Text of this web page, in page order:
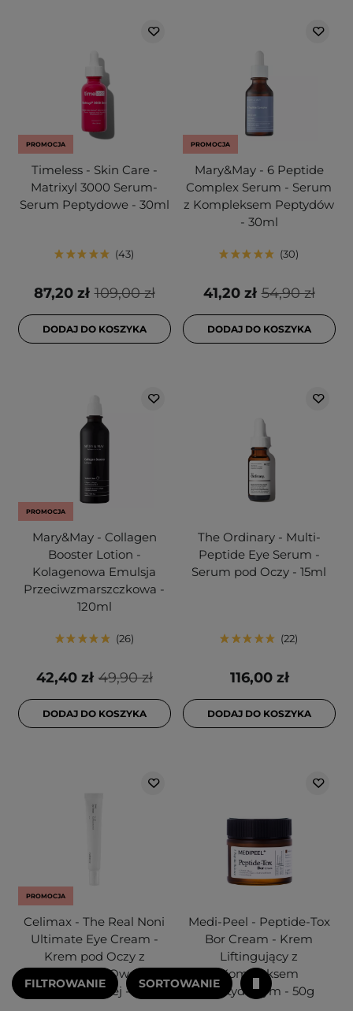
PROMOCJA
Timeless - Skin Care -
Matrixyl 3000 Serum-
Serum Peptydowe - 30ml
43
109,00 zł
87,20 zł
DODAJ DO KOSZYKA
PROMOCJA
Mary&May - 6 Peptide
Complex Serum - Serum
z Kompleksem Peptydów
- 30ml
30
54,90 zł
41,20 zł
DODAJ DO KOSZYKA
PROMOCJA
Mary&May - Collagen
Booster Lotion -
Kolagenowa Emulsja
Przeciwzmarszczkowa -
120ml
26
49,90 zł
42,40 zł
DODAJ DO KOSZYKA
The Ordinary - Multi-
Peptide Eye Serum -
Serum pod Oczy - 15ml
22
116,00 zł
DODAJ DO KOSZYKA
PROMOCJA
Celimax - The Real Noni
Ultimate Eye Cream -
Krem pod Oczy z
Ekstraktem z Owoców
Morwy Indyjskiej - 20ml
Medi-Peel - Peptide-Tox
Bor Cream - Krem
Liftingujący z
Kompleksem
Peptydowym - 50g
FILTROWANIE SORTOWANIE